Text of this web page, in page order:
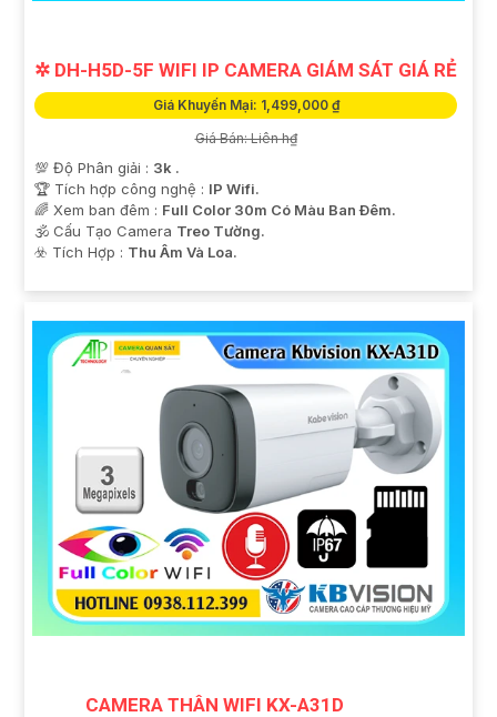
✲ DH-H5D-5F WIFI IP CAMERA GIÁM SÁT GIÁ RẺ
Giá Khuyến Mại: 1,499,000 ₫
Giá Bán: Liên h₫
💯 Độ Phân giải : 3k .
🏆 Tích hợp công nghệ : IP Wifi.
🌈 Xem ban đêm : Full Color 30m Có Màu Ban Ðêm.
🕉️ Cấu Tạo Camera Treo Tường.
️☣️ Tích Hợp : Thu Âm Và Loa.
CAMERA THÂN WIFI KX-A31D